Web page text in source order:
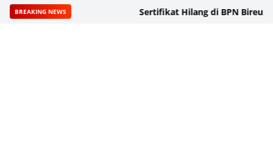
BREAKING NEWS Sertifikat Hilang di BPN Bireuen,